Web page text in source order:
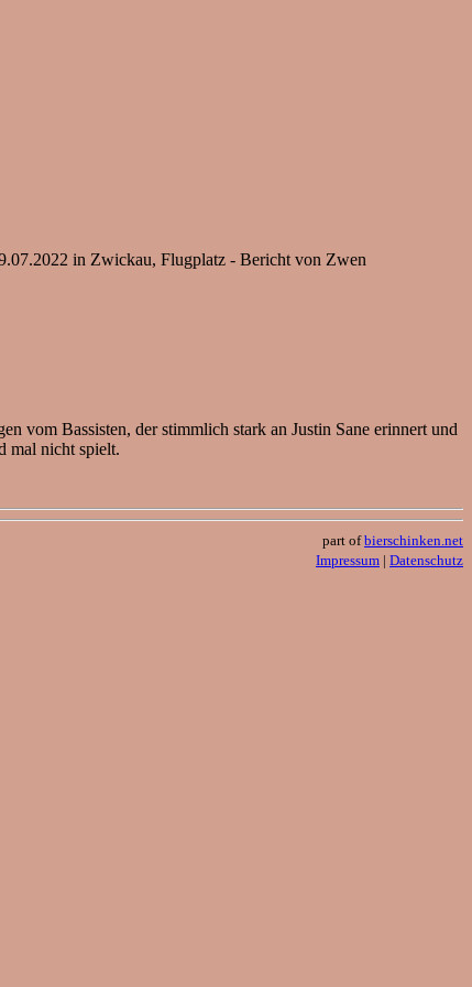
in Zwickau, Flugplatz - Bericht von Zwen
vom Bassisten, der stimmlich stark an Justin Sane erinnert und
mal nicht spielt.
part ofbierschinken.net
Impressum | Datenschutz